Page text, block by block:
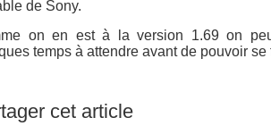
de Sony.
on en est à la version 1.69 on
temps à attendre avant de pouvoir
cet article